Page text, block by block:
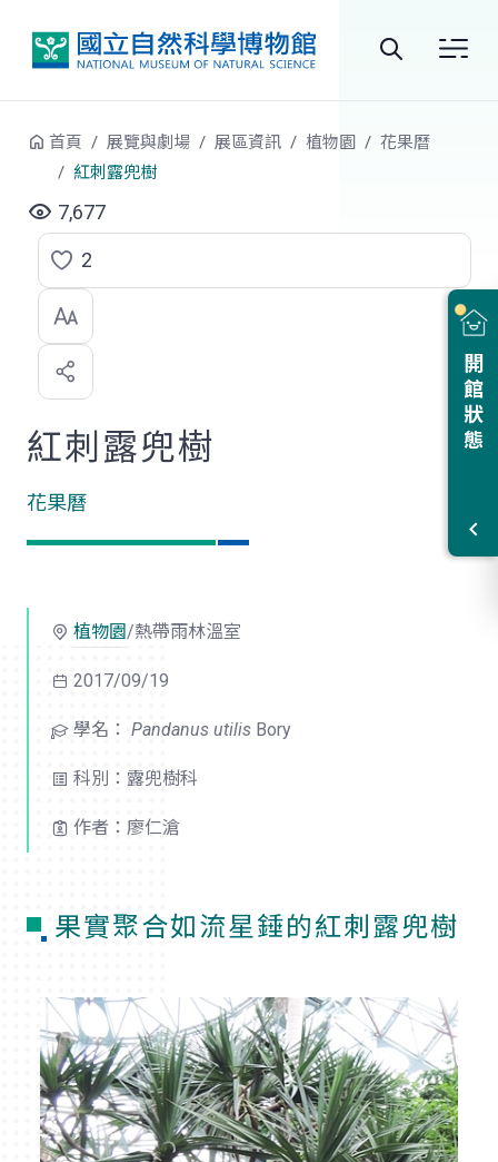
站
開館狀態
首頁 展覽與劇場 展區資訊 植物園
花果曆
紅刺露兜樹
7,677
點
選
喜
歡
2
紅刺露兜樹
花果曆
植物園/熱帶雨林溫室
2017/09/19
學名： Pandanus utilis Bory
科別：露兜樹科
作者：廖仁滄
果實聚合如流星錘的紅刺露兜樹